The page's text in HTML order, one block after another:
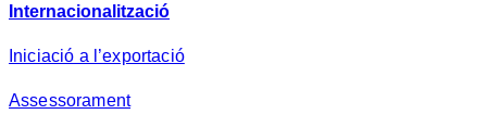
Internacionalització
Iniciació a l’exportació
Assessorament